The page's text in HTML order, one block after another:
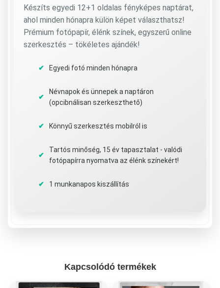
Készíts egyedi 12+1 oldalas fényképes naptárat,
ahol minden hónapra külön képet választhatsz!
Prémium fotópapír, élénk színek, egyszerű online
szerkesztés – tökéletes ajándék!
Egyedi fotó minden hónapra
Névnapok és ünnepek a naptáron
(opcibnálisan szerkeszthető)
Könnyű szerkesztés mobilról is
Tartós minőség, 15 év tapasztalat - valódi
fotópapírra nyomatva az élénk színekért!
1 munkanapos kiszállítás
Kapcsolódó termékek